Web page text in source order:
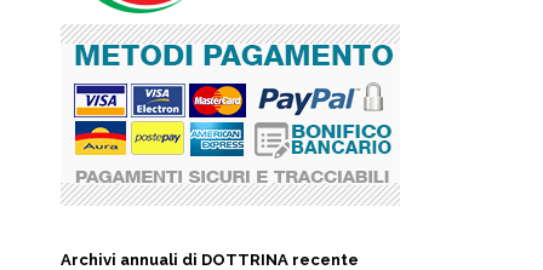
Archivi annuali di DOTTRINA recente